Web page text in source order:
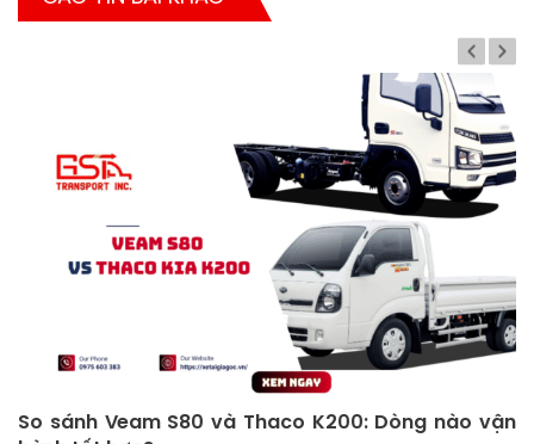
So sánh Veam S80 và Thaco K200: Dòng nào vận